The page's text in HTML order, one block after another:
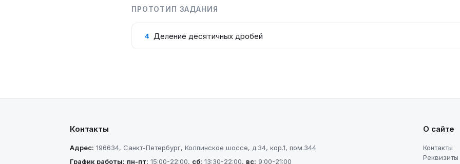
ПРОТОТИП ЗАДАНИЯ
4 Деление десятичных дробей
Контакты
Адрес: 196634, Санкт-Петербург, Колпинское шоссе, д.34, кор.1, пом.344
График работы: пн-пт: 15:00-22:00, сб: 13:30-22:00, вс: 9:00-21:00
О сайте
Контакты
Реквизиты